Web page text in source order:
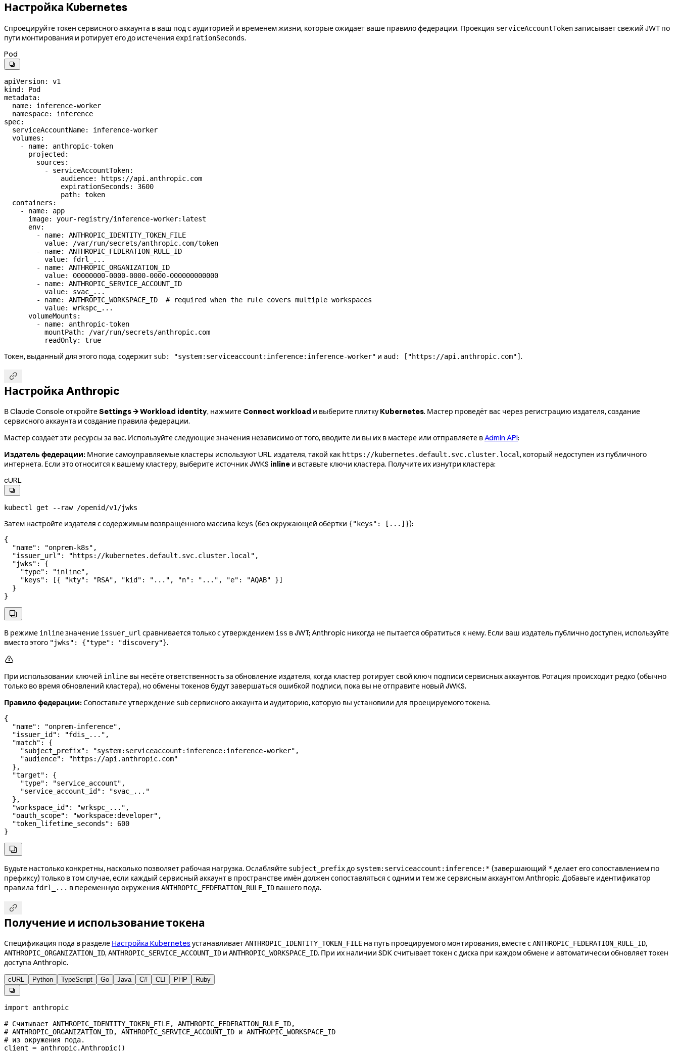
Настройка Kubernetes
Спроецируйте токен сервисного аккаунта в ваш под с аудиторией и временем жизни, которые ожидает ваше правило федерации. Проекция serviceAccountTokenзаписывает свежий JWT по
пути монтирования и ротирует его до истечения expirationSeconds.
Pod

apiVersion: v1
kind: Pod
metadata:
  name
: inference-worker
  namespace
: inference
spec:
  serviceAccountName
: inference-worker
  volumes
:
    -
name: anthropic-token
      projected
:
        sources
:
          -
serviceAccountToken:
              audience
: https://api.anthropic.com
              expirationSeconds
: 3600
              path
: token
  containers
:
    -
name: app
      image
: your-registry/inference-worker:latest
      env
:
        -
name: ANTHROPIC_IDENTITY_TOKEN_FILE
          value
:
/var/run/secrets/anthropic.com/token
        -
name: ANTHROPIC_FEDERATION_RULE_ID
          value
: fdrl_...
        -
name: ANTHROPIC_ORGANIZATION_ID
          value
: 00000000-0000-0000-0000-000000000000
        -
name: ANTHROPIC_SERVICE_ACCOUNT_ID
          value
: svac_...
        -
name: ANTHROPIC_WORKSPACE_ID
  # required when the rule covers multiple workspaces
          value
: wrkspc_...
      volumeMounts
:
        -
name: anthropic-token
          mountPath
:
/var/run/secrets/anthropic.com
          readOnly
: true
Токен, выданный для этого пода, содержит sub: "system:serviceaccount:inference:inference-worker" и aud: ["https://api.anthropic.com"].

Настройка Anthropic
В Claude Console откройтеSettings → Workload identity, нажмите Connect workload и выберите плитку Kubernetes. Мастер проведёт вас через регистрацию издателя, создание
сервисного аккаунта и создание правила федерации.
Мастер создаёт эти ресурсы за вас. Используйте следующие значения независимо от того, вводите ли вы их в мастере или отправляете вAdmin API:
Издатель федерации: Многие самоуправляемые кластеры используют URL издателя, такой как https://kubernetes.default.svc.cluster.local, который недоступен из публичного
интернета. Если это относится к вашему кластеру, выберите источник JWKS inline и вставьте ключи кластера. Получите их изнутри кластера:
cURL

kubectl get --raw /openid/v1/jwks
Затем настройте издателя с содержимым возвращённого массива keys (без окружающей обёртки {"keys": [...]}):
{
  "name"
: "onprem-k8s" ,
  "issuer_url"
: "https://kubernetes.default.svc.cluster.local" ,
  "jwks"
: {
    "type"
: "inline" ,
    "keys"
: [{ "kty" : "RSA" , "kid" : "..." , "n" : "..." , "e" : "AQAB" }]
  }
}

В режиме inlineзначение issuer_url сравнивается только с утверждением iss в JWT; Anthropic никогда не пытается обратиться к нему. Если ваш издатель публично доступен, используйте
вместо этого "jwks": {"type": "discovery"}.

При использовании ключей inline вы несёте ответственность за обновление издателя, когда кластер ротирует свой ключ подписи сервисных аккаунтов. Ротация происходит редко (обычно
только во время обновлений кластера), но обмены токенов будут завершаться ошибкой подписи, пока вы не отправите новый JWKS.
Правило федерации:Сопоставьте утверждение subсервисного аккаунта и аудиторию, которую вы установили для проецируемого токена.
{
  "name"
: "onprem-inference" ,
  "issuer_id"
: "fdis_..." ,
  "match"
: {
    "subject_prefix"
: "system:serviceaccount:inference:inference-worker" ,
    "audience"
:
"https://api.anthropic.com"
  },
  "target"
: {
    "type"
: "service_account" ,
    "service_account_id"
:
"svac_..."
  },
  "workspace_id"
: "wrkspc_..." ,
  "oauth_scope"
: "workspace:developer" ,
  "token_lifetime_seconds"
: 600
}

Будьте настолько конкретны, насколько позволяет рабочая нагрузка. Ослабляйте subject_prefixдо system:serviceaccount:inference:* (завершающий *делает его сопоставлением по
префиксу) только в том случае, если каждый сервисный аккаунт в пространстве имён должен сопоставляться с одним и тем же сервисным аккаунтом Anthropic. Добавьте идентификатор
правила fdrl_... в переменную окружения ANTHROPIC_FEDERATION_RULE_ID вашего пода.

Получение и использование токена
Спецификация пода в разделе Настройка Kubernetes устанавливаетANTHROPIC_IDENTITY_TOKEN_FILE на путь проецируемого монтирования, вместе сANTHROPIC_FEDERATION_RULE_ID,
ANTHROPIC_ORGANIZATION_ID, ANTHROPIC_SERVICE_ACCOUNT_ID и ANTHROPIC_WORKSPACE_ID. При их наличии SDK считывает токен с диска при каждом обмене и автоматически обновляет токен
доступа Anthropic.
cURL Python TypeScript Go Java C# CLI PHP Ruby

import anthropic
# Считывает ANTHROPIC_IDENTITY_TOKEN_FILE, ANTHROPIC_FEDERATION_RULE_ID,
# ANTHROPIC_ORGANIZATION_ID, ANTHROPIC_SERVICE_ACCOUNT_ID и ANTHROPIC_WORKSPACE_ID
# из окружения пода.
client = anthropic.Anthropic()